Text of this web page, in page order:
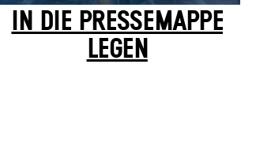
IN DIE PRESSEMAPPE
LEGEN